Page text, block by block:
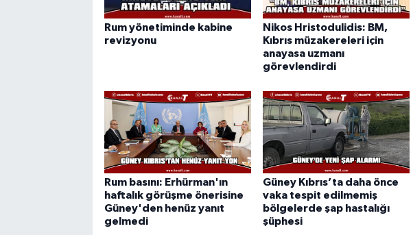
Rum yönetiminde kabine
revizyonu
Nikos Hristodulidis: BM,
Kıbrıs müzakereleri için
anayasa uzmanı
görevlendirdi
Rum basını: Erhürman'ın
haftalık görüşme önerisine
Güney'den henüz yanıt
gelmedi
Güney Kıbrıs’ta daha önce
vaka tespit edilmemiş
bölgelerde şap hastalığı
şüphesi